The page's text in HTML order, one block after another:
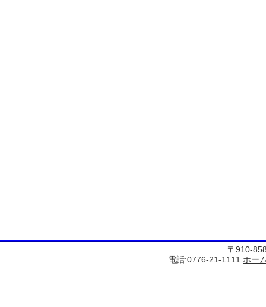
〒910-
電話:0776-21-1111 ホー